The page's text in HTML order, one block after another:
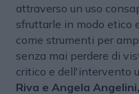
attraverso un uso
sfruttarle in modo etico
come strumenti per
senza mai perdere di
critico e dell'intervento
Riva e Angela